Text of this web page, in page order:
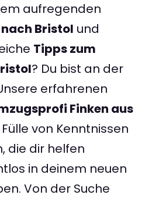
aufregenden
Bristol und
Tipps zum
? Du bist an der
erfahrenen
Finken aus
von Kenntnissen
die dir helfen
in deinem neuen
Von der Suche